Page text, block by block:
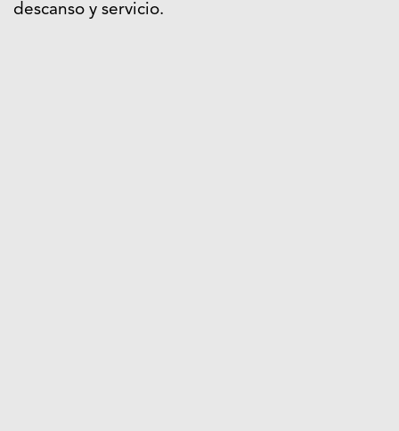
descanso y servicio.